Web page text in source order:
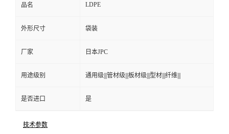
品名 LDPE
外形尺寸 袋装
厂家 日本JPC
用途级别 通用级|||管材级|||板材级|||型材|||纤维|||
是否进口 是
技术参数